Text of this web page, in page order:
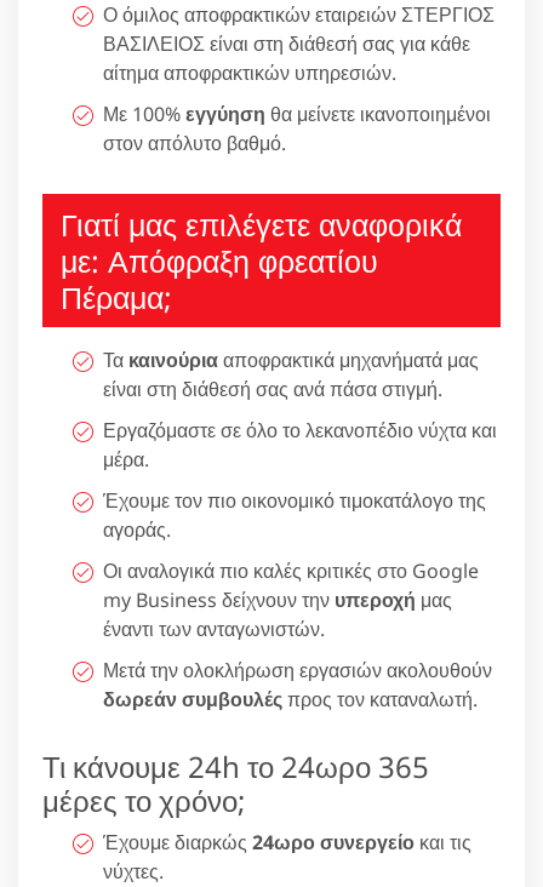
Ο όμιλος αποφρακτικών εταιρειών ΣΤΕΡΓΙΟΣ
ΒΑΣΙΛΕΙΟΣ είναι στη διάθεσή σας για κάθε
αίτημα αποφρακτικών υπηρεσιών.
Με 100%εγγύηση θα μείνετε ικανοποιημένοι
στον απόλυτο βαθμό.
Γιατί μας επιλέγετε αναφορικά
με: Απόφραξη φρεατίου
Πέραμα;
Τα καινούριααποφρακτικά μηχανήματά μας
είναι στη διάθεσή σας ανά πάσα στιγμή.
Εργαζόμαστε σε όλο το λεκανοπέδιο νύχτα και
μέρα.
Έχουμε τον πιο οικονομικό τιμοκατάλογο της
αγοράς.
Οι αναλογικά πιο καλές κριτικές στο Google
my Business δείχνουν την υπεροχή μας
έναντι των ανταγωνιστών.
Μετά την ολοκλήρωση εργασιών ακολουθούν
δωρεάν συμβουλέςπρος τον καταναλωτή.
Τι κάνουμε 24h το 24ωρο 365
μέρες το χρόνο;
Έχουμε διαρκώς 24ωρο συνεργείο και τις
νύχτες.